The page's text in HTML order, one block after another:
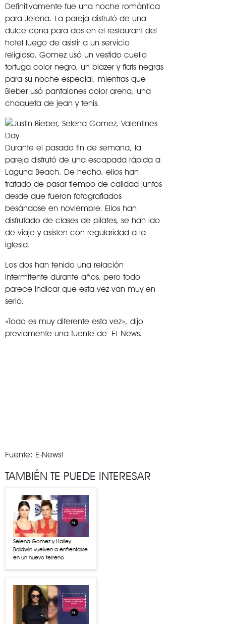
Definitivamente fue una noche romántica
para Jelena. La pareja disfrutó de una
dulce cena para dos en el restaurant del
hotel luego de asistir a un servicio
religioso. Gomez usó un vestido cuello
tortuga color negro, un blazer y flats negras
para su noche especial, mientras que
Bieber usó pantalones color arena, una
chaqueta de jean y tenis.
Durante el pasado fin de semana, la
pareja disfrutó de una escapada rápida a
Laguna Beach. De hecho, ellos han
tratado de pasar tiempo de calidad juntos
desde que fueron fotografiados
besándose en noviembre. Ellos han
disfrutado de clases de pilates, se han ido
de viaje y asisten con regularidad a la
iglesia.
Los dos han tenido una relación
intermitente durante años, pero todo
parece indicar que esta vez van muy en
serio.
«Todo es muy diferente esta vez», dijo
previamente una fuente de E! News.
Fuente: E-News!
TAMBIÉN TE PUEDE INTERESAR
Selena Gomez y Hailey
Baldwin vuelven a enfrentarse
en un nuevo terreno